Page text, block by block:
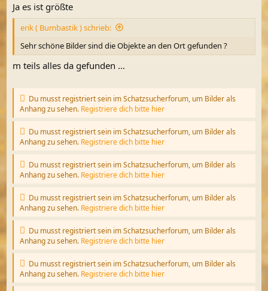
Ja es ist größte
erik ( Bumbastik ) schrieb:
Sehr schöne Bilder sind die Objekte an den Ort gefunden ?
m teils alles da gefunden ...
Du musst registriert sein im Schatzsucherforum, um Bilder als
Anhang zu sehen. Registriere dich bitte hier
Du musst registriert sein im Schatzsucherforum, um Bilder als
Anhang zu sehen. Registriere dich bitte hier
Du musst registriert sein im Schatzsucherforum, um Bilder als
Anhang zu sehen. Registriere dich bitte hier
Du musst registriert sein im Schatzsucherforum, um Bilder als
Anhang zu sehen. Registriere dich bitte hier
Du musst registriert sein im Schatzsucherforum, um Bilder als
Anhang zu sehen. Registriere dich bitte hier
Du musst registriert sein im Schatzsucherforum, um Bilder als
Anhang zu sehen. Registriere dich bitte hier